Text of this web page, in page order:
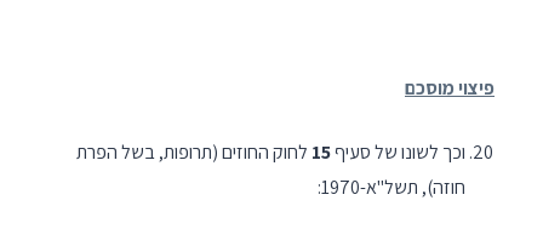
פיצוי מוסכם
וכך לשונו של סעיף15 לחוק החוזים (תרופות, בשל הפרת
חוזה), תשל"א-1970: